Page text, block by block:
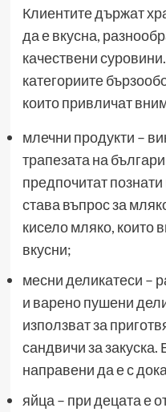
Клиентите държат
да е вкусна,
качествени
категориите
които привличат
млечни продукти –
трапезата на
предпочитат
става въпрос за
кисело мляко, които
вкусни;
месни деликатеси –
и варено пушени
използват за
сандвичи за закуска.
направени да е с
яйца – при децата е